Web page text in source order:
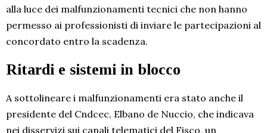
alla luce dei malfunzionamenti tecnici che non hanno
permesso ai professionisti di inviare le partecipazioni al
concordato entro la scadenza.
Ritardi e sistemi in blocco
A sottolineare i malfunzionamenti era stato anche il
presidente del Cndcec, Elbano de Nuccio, che indicava
nei disservizi sui canali telematici del Fisco, un